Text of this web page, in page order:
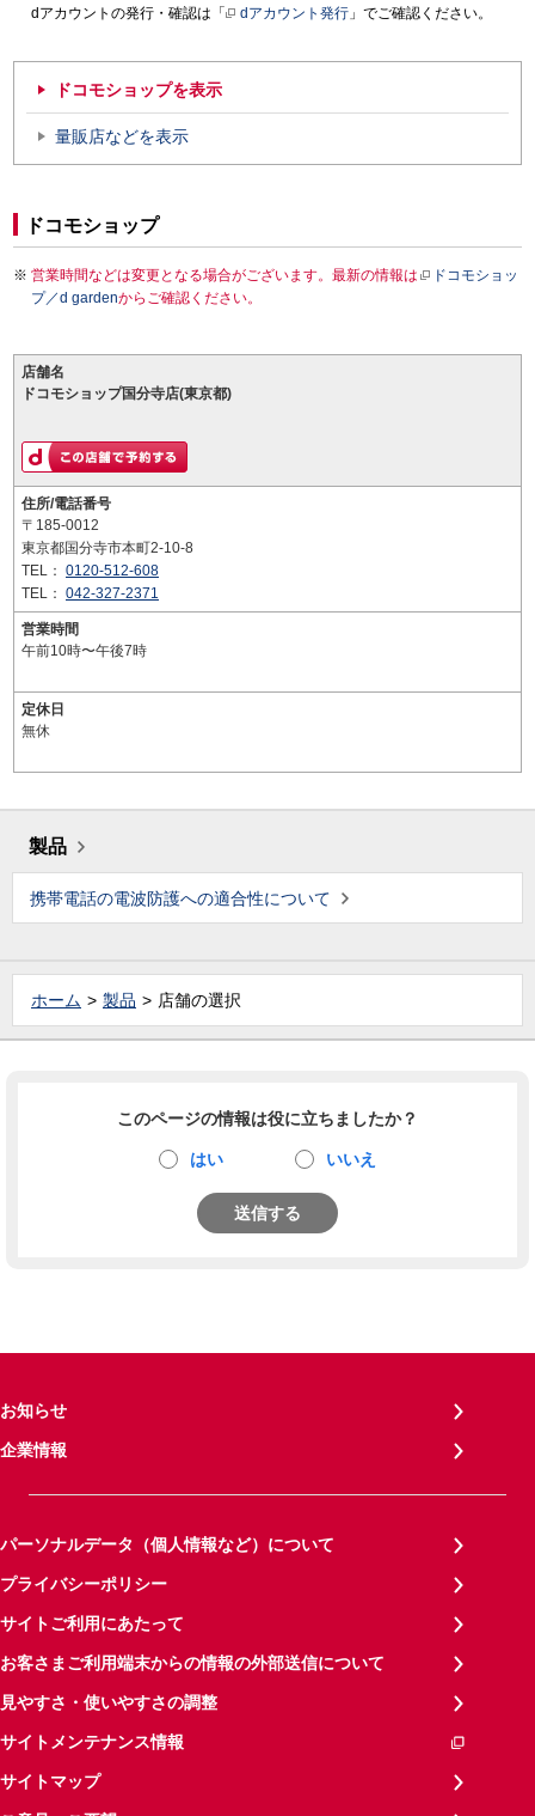
dアカウントの発行・確認は「
dアカウント発行 」でご確認ください。
ドコモショップを表示
量販店などを表示
ドコモショップ
営業時間などは変更となる場合がございます。最新の情報は
ドコモショッ
プ／d gardenからご確認ください。
店舗名
ドコモショップ国分寺店(東京都)
住所/電話番号
〒185-0012
東京都国分寺市本町2-10-8
TEL： 0120-512-608
TEL： 042-327-2371
営業時間
午前10時〜午後7時
定休日
無休
製品
携帯電話の電波防護への適合性について
ホーム 製品 店舗の選択
このページの情報は役に立ちましたか？
はい いいえ
送信する
お知らせ
企業情報
パーソナルデータ（個人情報など）について
プライバシーポリシー
サイトご利用にあたって
お客さまご利用端末からの情報の外部送信について
見やすさ・使いやすさの調整
サイトメンテナンス情報
サイトマップ